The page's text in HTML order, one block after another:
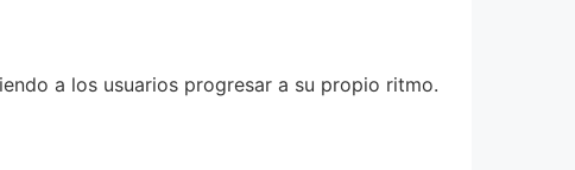
a los usuarios progresar a su propio ritmo.